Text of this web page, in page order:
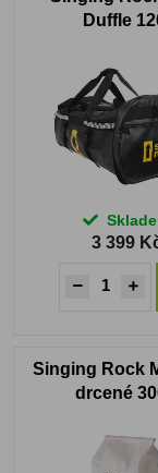
Duffle
3 399
Singing Rock
drcené